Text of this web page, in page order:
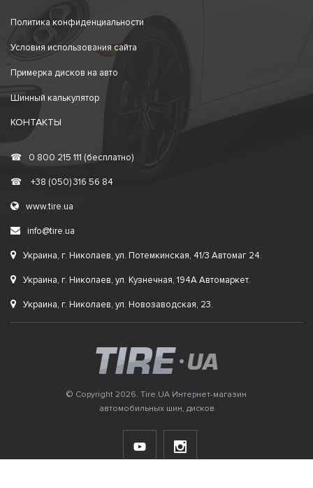
Политика конфиденциальности
Условия использования сайта
Примерка дисков на авто
Шинный калькулятор
КОНТАКТЫ
☎ 0 800 215 111 (бесплатно)
☎ +38 (050) 316 56 84
www.tire.ua
info@tire.ua
Украина, г. Николаев, ул. Потемкинская, 41/3 Автомаг 24.
Украина, г. Николаев, ул. Кузнечная, 194А Автомаркет.
Украина, г. Николаев, ул. Новозаводская, 23.
© Copyright 2026. Tire.UA Интернет-магазин
автомобильных шин, дисков